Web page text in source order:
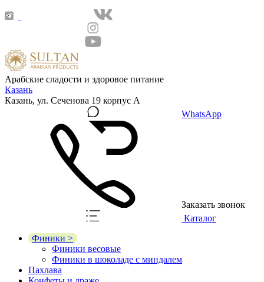
Арабские сладости и здоровое питание
Казань
Казань, ул. Сеченова 19 корпус А
WhatsApp
Заказать звонок
Каталог
Финики >
Финики весовые
Финики в шоколаде с миндалем
Пахлава